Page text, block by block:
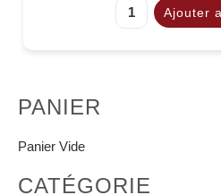
PANIER
Panier Vide
CATÉGORIE